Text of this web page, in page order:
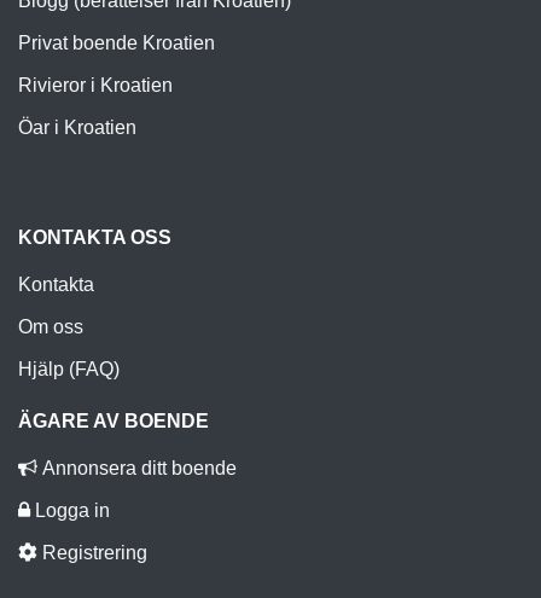
Privat boende Kroatien
Rivieror i Kroatien
Öar i Kroatien
KONTAKTA OSS
Kontakta
Om oss
Hjälp (FAQ)
ÄGARE AV BOENDE
Annonsera ditt boende
Logga in
Registrering